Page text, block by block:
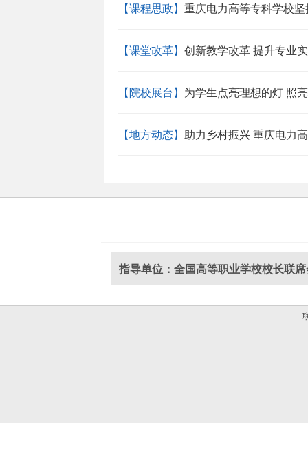
【课程思政】 重庆电力高等专科学校
【课堂改革】 创新教学改革 提升专业
【院校展台】 为学生点亮理想的灯 照
【地方动态】 助力乡村振兴 重庆电力
指导单位：全国高等职业学校校长联